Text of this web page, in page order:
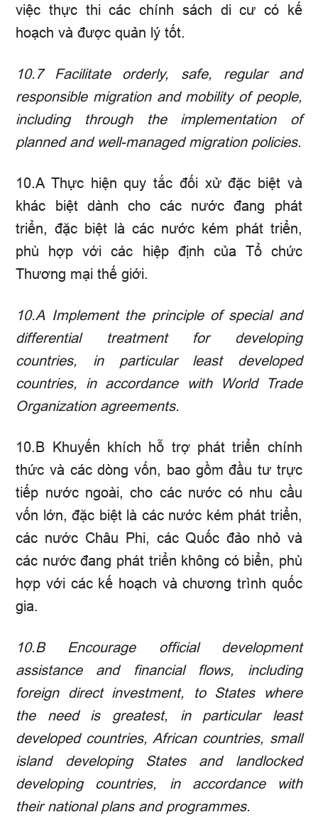
việc thực thi các chính sách di cư có kế
hoạch và được quản lý tốt.
10.7
Facilitate orderly, safe, regular and
responsible migration and mobility of people,
including through the implementation of
planned and well-managed migration policies.
10.A Thực hiện quy tắc đối xử đặc biệt và
khác biệt dành cho các nước đang phát
triển, đặc biệt là các nước kém phát triển,
phù hợp với các hiệp định của Tổ chức
Thương mại thế giới.
10.A Implement the principle of special and
differential treatment for developing
countries, in particular least developed
countries, in accordance with World Trade
Organization agreements.
10.B Khuyến khích hỗ trợ phát triển chính
thức và các dòng vốn, bao gồm đầu tư trực
tiếp nước ngoài, cho các nước có nhu cầu
vốn lớn, đặc biệt là các nước kém phát triển,
các nước Châu Phi, các Quốc đảo nhỏ và
các nước đang phát triển không có biển, phù
hợp với các kế hoạch và chương trình quốc
gia.
10.B
Encourage official development
assistance and financial flows, including
foreign direct investment, to States where
the need is greatest, in particular least
developed countries, African countries, small
island developing States and landlocked
developing countries, in accordance with
their national plans and programmes.